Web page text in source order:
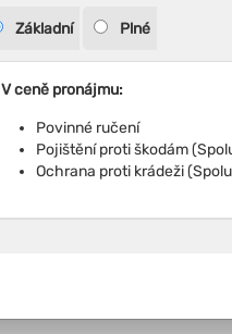
Základní Plné
V ceně pronájmu:
Povinné ručení
Ochrana proti krádeži